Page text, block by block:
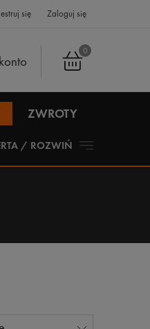
się Zaloguj się
0
ZWROTY
/ ROZWIŃ